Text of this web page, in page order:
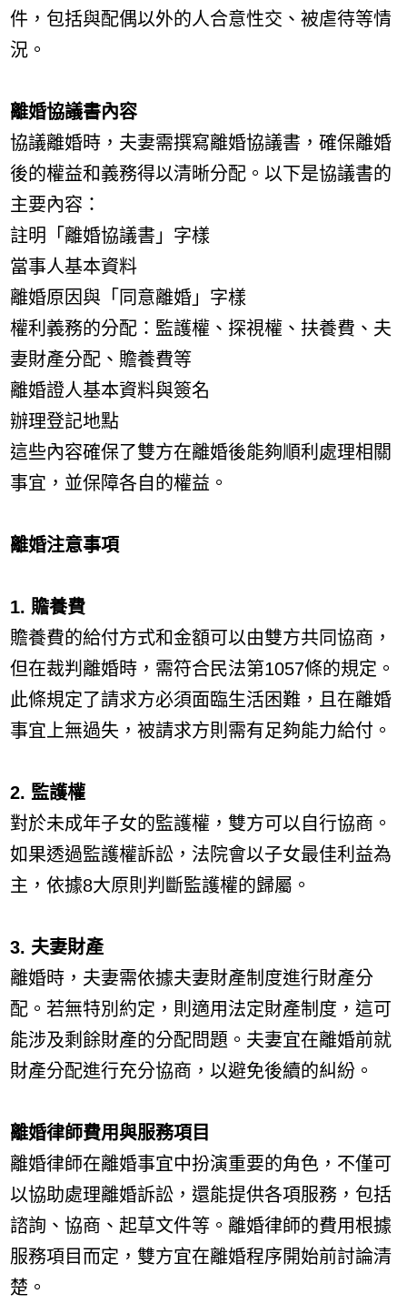
件，包括與配偶以外的人合意性交、被虐待等情
況。
離婚協議書內容
協議離婚時，夫妻需撰寫離婚協議書，確保離婚
後的權益和義務得以清晰分配。以下是協議書的
主要內容：
註明「離婚協議書」字樣
當事人基本資料
離婚原因與「同意離婚」字樣
權利義務的分配：監護權、探視權、扶養費、夫
妻財產分配、贍養費等
離婚證人基本資料與簽名
辦理登記地點
這些內容確保了雙方在離婚後能夠順利處理相關
事宜，並保障各自的權益。
離婚注意事項
1. 贍養費
贍養費的給付方式和金額可以由雙方共同協商，
但在裁判離婚時，需符合民法第1057條的規定。
此條規定了請求方必須面臨生活困難，且在離婚
事宜上無過失，被請求方則需有足夠能力給付。
2. 監護權
對於未成年子女的監護權，雙方可以自行協商。
如果透過監護權訴訟，法院會以子女最佳利益為
主，依據8大原則判斷監護權的歸屬。
3. 夫妻財產
離婚時，夫妻需依據夫妻財產制度進行財產分
配。若無特別約定，則適用法定財產制度，這可
能涉及剩餘財產的分配問題。夫妻宜在離婚前就
財產分配進行充分協商，以避免後續的糾紛。
離婚律師費用與服務項目
離婚律師在離婚事宜中扮演重要的角色，不僅可
以協助處理離婚訴訟，還能提供各項服務，包括
諮詢、協商、起草文件等。離婚律師的費用根據
服務項目而定，雙方宜在離婚程序開始前討論清
楚。